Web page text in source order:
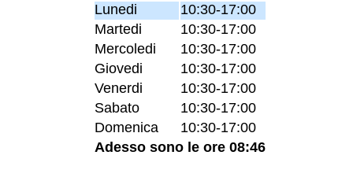
Lunedi
10:30-17:00
Martedi
10:30-17:00
Mercoledi
10:30-17:00
Giovedi
10:30-17:00
Venerdi
10:30-17:00
Sabato
10:30-17:00
Domenica
10:30-17:00
Adesso sono le ore 08:46